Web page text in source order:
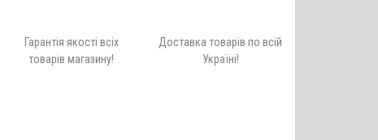
Гарантія якості всіх
товарів магазину!
Доставка товарів по всій
Україні!